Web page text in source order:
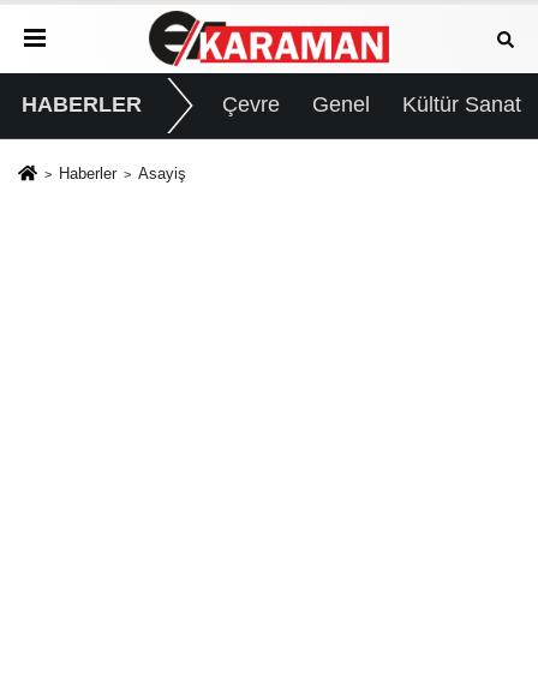
HABERLER Çevre Genel Kültür Sanat
Haberler Asayiş